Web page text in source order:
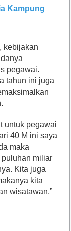
Kampung
kebijakan
pegawai.
tahun ini juga
untuk pegawai
40 M ini saya
maka
miliar
Kita juga
kita
wisatawan,”